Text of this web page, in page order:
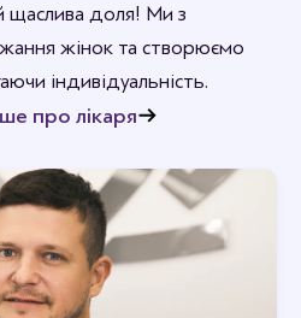
щаслива доля! Ми з
жінок та створюємо
індивідуальність.
про лікаря